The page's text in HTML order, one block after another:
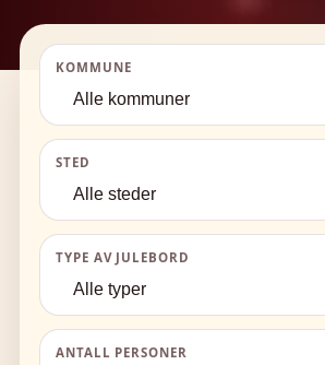
KOMMUNE
STED
TYPE AV JULEBORD
ANTALL PERSONER